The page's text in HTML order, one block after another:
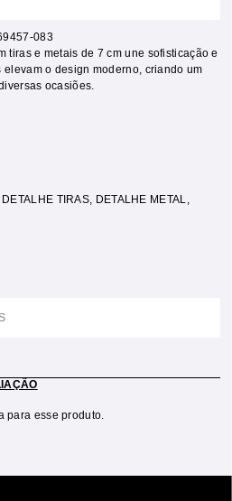
083
tiras e metais de 7 cm une sofisticação e
o design moderno, criando um
ocasiões.
DETALHE TIRAS, DETALHE METAL,
para esse produto.